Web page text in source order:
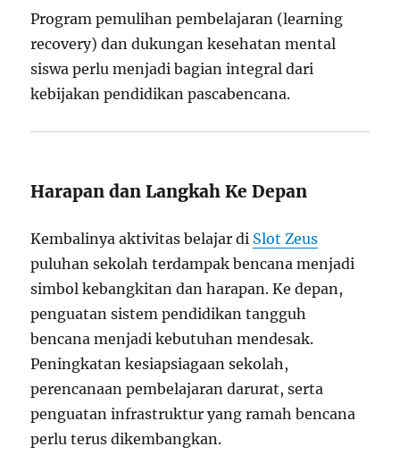
Program pemulihan pembelajaran (learning
recovery) dan dukungan kesehatan mental
siswa perlu menjadi bagian integral dari
kebijakan pendidikan pascabencana.
Harapan dan Langkah Ke Depan
Kembalinya aktivitas belajar di Slot Zeus
puluhan sekolah terdampak bencana menjadi
simbol kebangkitan dan harapan. Ke depan,
penguatan sistem pendidikan tangguh
bencana menjadi kebutuhan mendesak.
Peningkatan kesiapsiagaan sekolah,
perencanaan pembelajaran darurat, serta
penguatan infrastruktur yang ramah bencana
perlu terus dikembangkan.